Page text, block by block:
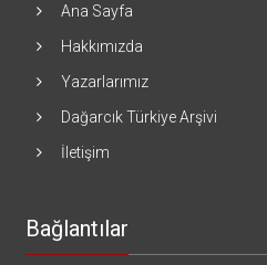
Ana Sayfa
Hakkımızda
Yazarlarımız
Dağarcık Türkiye Arşivi
İletişim
Bağlantılar